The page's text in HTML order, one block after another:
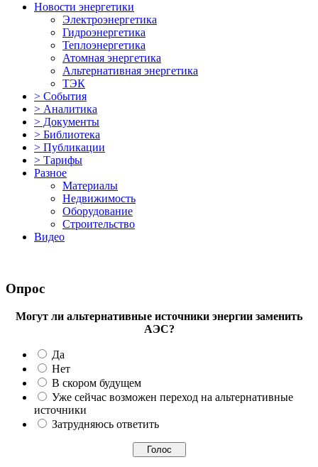
Новости энергетики
Электроэнергетика
Гидроэнергетика
Теплоэнергетика
Атомная энергетика
Альтернативная энергетика
ТЭК
> События
> Аналитика
> Документы
> Библиотека
> Публикации
> Тарифы
Разное
Материалы
Недвижимость
Оборудование
Строительство
Видео
Опрос
Могут ли альтернативные источники энергии заменить
АЭС?
Да
Нет
В скором будущем
Уже сейчас возможен переход на альтернативные
источники
Затрудняюсь ответить